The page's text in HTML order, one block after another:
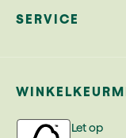
SERVICE
Let op